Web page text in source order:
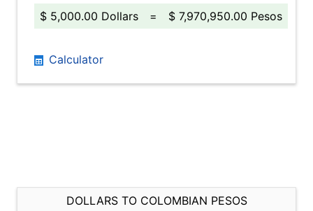
$ 5,000.00 Dollars
= $ 7,970,950.00 Pesos
Calculator
DOLLARS TO COLOMBIAN PESOS